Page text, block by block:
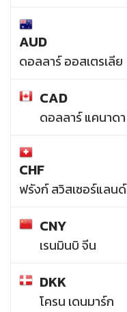
AUD
ดอลลาร์ ออสเตรเลีย
CAD
ดอลลาร์ แคนาดา
CHF
ฟรังก์ สวิสเซอร์แลนด์
CNY
เรนมินบิ จีน
DKK
โครน เดนมาร์ก